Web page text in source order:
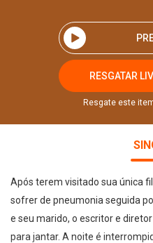
RESGATAR
Resgate este
Após terem visitado sua única
sofrer de pneumonia seguida
e seu marido, o escritor e
para jantar. A noite é